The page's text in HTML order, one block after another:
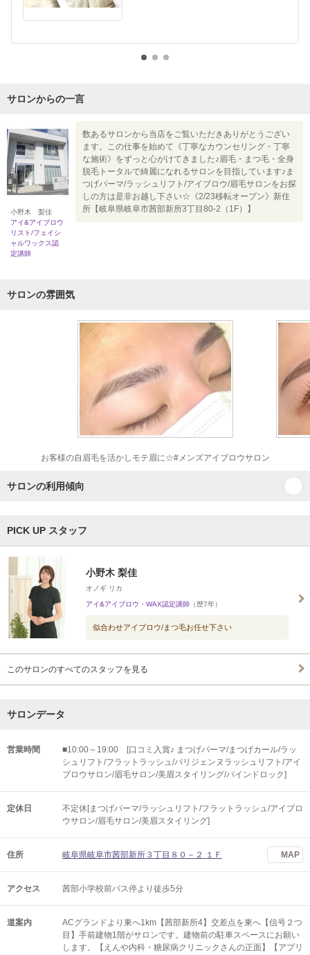
サロンからの一言
小野木 梨佳
アイ&アイブロウ
リスト/フェイシ
ャルワックス認
定講師
数あるサロンから当店をご覧いただきありがとうござい
ます。この仕事を始めて《丁寧なカウンセリング・丁寧
な施術》をずっと心がけてきました♪眉毛・まつ毛・全身
脱毛トータルで綺麗になれるサロンを目指しています♪ま
つげパーマ/ラッシュリフト/アイブロウ/眉毛サロンをお探
しの方は是非お越し下さい☆《2/23移転オープン》新住
所【岐阜県岐阜市茜部新所3丁目80-2（1F）】
サロンの雰囲気
お客様の自眉毛を活かしモテ眉に☆#メンズアイブロウサロン
サロンの利用傾向
PICK UP スタッフ
小野木 梨佳
オノギ リカ
アイ&アイブロウ・WAX認定講師 （歴7年）
似合わせアイブロウ/まつ毛お任せ下さい
このサロンのすべてのスタッフを見る
サロンデータ
営業時間
■10:00～19:00 [口コミ入賞♪ まつげパーマ/まつげカール/ラッ
シュリフト/フラットラッシュ/パリジェンヌラッシュリフト/アイ
ブロウサロン/眉毛サロン/美眉スタイリング/バインドロック]
定休日
不定休[まつげパーマ/ラッシュリフト/フラットラッシュ/アイブロ
ウサロン/眉毛サロン/美眉スタイリング]
住所 岐阜県岐阜市茜部新所３丁目８０－２ １Ｆ MAP
アクセス 茜部小学校前バス停より徒歩5分
道案内
ACグランドより東へ1km【茜部新所4】交差点を東へ【信号２つ
目】手前建物1階がサロンです。建物前の駐車スペースにお願い
します。【えんや内科・糖尿病クリニックさんの正面】【アプリ